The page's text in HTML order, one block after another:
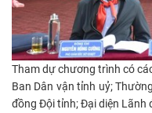
Tham dự chương trình có
Ban Dân vận tỉnh uỷ;
đồng Đội tỉnh; Đại diện Lãnh